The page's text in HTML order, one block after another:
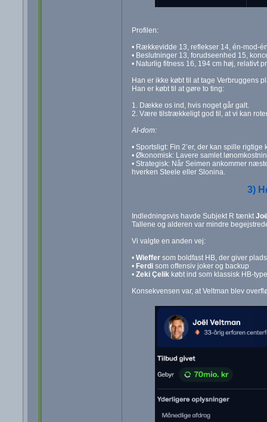
Profilen:
• Rækkevidde 13, reflekser 14, én-mod-
• Beslutninger 13, forudseenhed 15,
• Naturlig fitness 16, 194 cm høj, relativt
Han er ikke købt til at tage Verbruggens
Han er købt til at gøre to ting:
1. Dække os ind, hvis noget går galt.
2. Være tilstrækkeligt god til, at vi kan
AI-dom:
• Sportsligt: Fin 2’er, der kan spille rigtige
• Økonomisk: Lavere samlet
• Strategisk: Når Seimen ankommer
hverken Steele eller Slonina.
3)
Indledningsvis havde Subjekt R tænkt
Tallene og alderen var mindre
Vi valgte en anden vej:
• Wieffersom boldfast HB, der giver
• Ferdisom offensiv joker og backup
• Zeki Çelikkøbt ind som klassisk
Konsekvensen var, at Veltman blev